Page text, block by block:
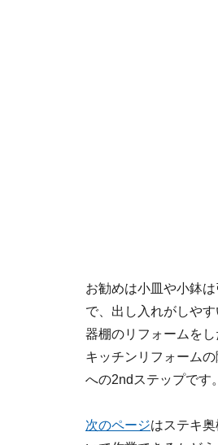
お勧めは小皿や小鉢
で、出し入れがしや
器棚のリフォームを
キッチンリフォーム
への2ndステップです。
次のページはステキ